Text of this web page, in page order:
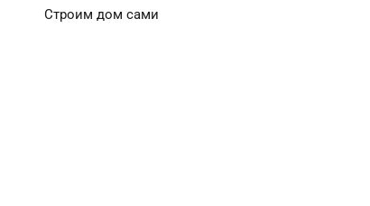
Строим дом сами